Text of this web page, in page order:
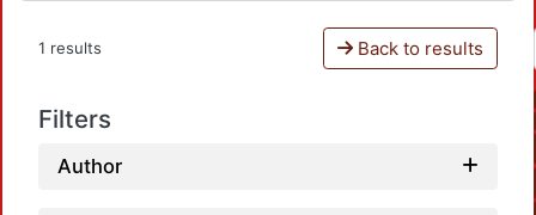
1 results Back to results
Filters
Author